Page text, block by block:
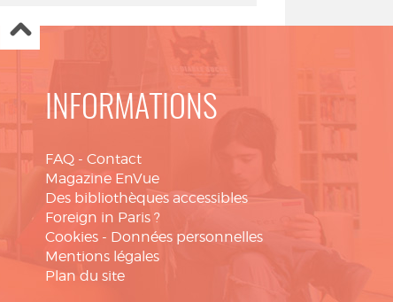
INFORMATIONS
FAQ - Contact
Magazine EnVue
Des bibliothèques accessibles
Foreign in Paris ?
Cookies - Données personnelles
Mentions légales
Plan du site